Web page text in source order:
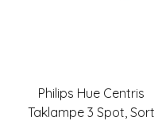
Philips Hue Centris
Taklampe 3 Spot, Sort